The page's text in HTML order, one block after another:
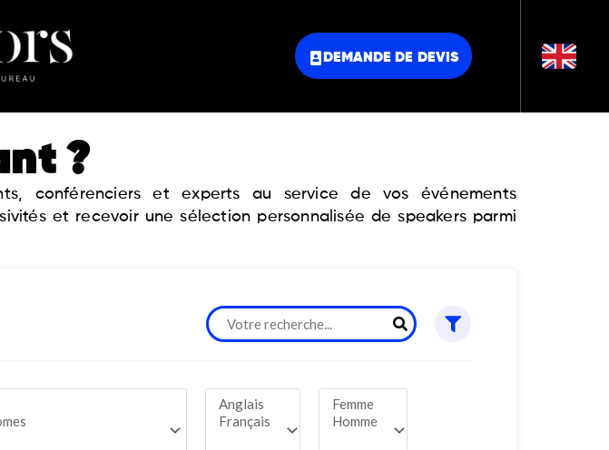
DEMANDE DE DEVIS
?
conférenciers et experts au service de vos événements
et recevoir une sélection personnalisée de speakers parmi